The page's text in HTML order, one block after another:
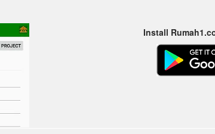
Install